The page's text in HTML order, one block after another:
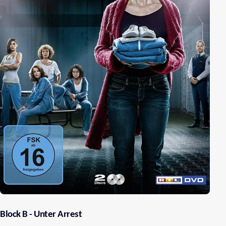
Block B - Unter Arrest